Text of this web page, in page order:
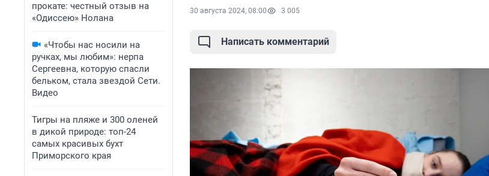
прокате: честный отзыв на
«Одиссею» Нолана
«Чтобы нас носили на
ручках, мы любим»: нерпа
Сергеевна, которую спасли
бельком, стала звездой Сети.
Видео
Тигры на пляже и 300 оленей
в дикой природе: топ-24
самых красивых бухт
Приморского края
30 августа 2024, 08:00 3 005
Написать комментарий